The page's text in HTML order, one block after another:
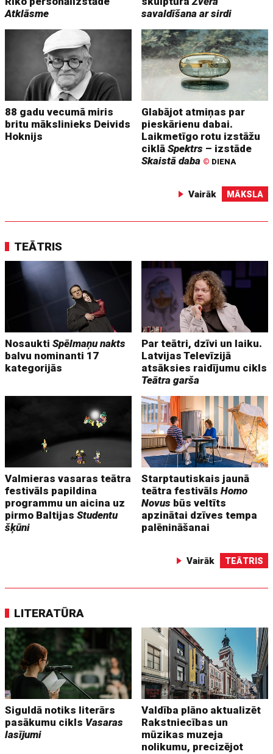
Atklāsme
savaldīšana ar sirdi
88 gadu vecumā miris
britu mākslinieks Deivids
Hoknijs
Glabājot atmiņas par
pieskārienu dabai.
Laikmetīgo rotu izstāžu
ciklāSpektrs – izstāde
Skaistā daba © DIENA
Vairāk MĀKSLA
TEĀTRIS
NosauktiSpēlmaņu nakts
balvu nominanti 17
kategorijās
Par teātri, dzīvi un laiku.
Latvijas Televīzijā
atsāksies raidījumu cikls
Teātra garša
Valmieras vasaras teātra
festivāls papildina
programmu un aicina uz
pirmo BaltijasStudentu
šķūni
Starptautiskais jaunā
teātra festivālsHomo
Novus būs veltīts
apzinātai dzīves tempa
palēnināšanai
Vairāk TEĀTRIS
LITERATŪRA
Siguldā notiks literārs
pasākumu cikls Vasaras
lasījumi
Valdība plāno aktualizēt
Rakstniecības un
mūzikas muzeja
nolikumu, precizējot